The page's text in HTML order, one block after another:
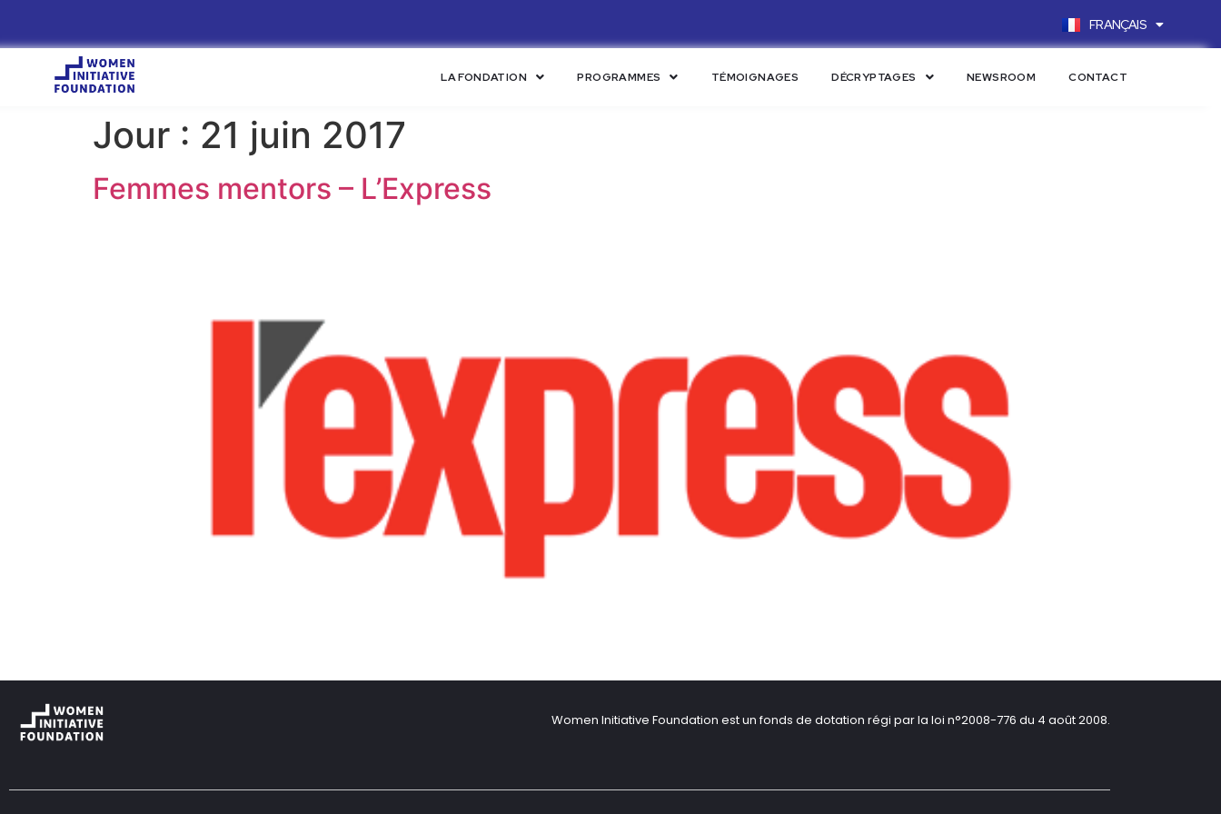
FRANÇAIS
ENGLISH
LA FONDATION PROGRAMMES TÉMOIGNAGES DÉCRYPTAGES NEWSROOM CONTACT
Jour : 21 juin 2017
Femmes mentors – L’Express
Women Initiative Foundation est un fonds de dotation régi par la loi n°2008-776 du 4 août 2008.